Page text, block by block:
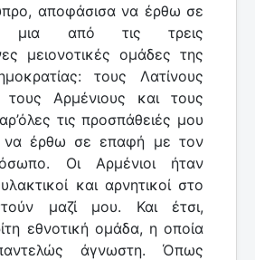
αποφάσισα να έρθω σε
από τις τρεις
μειονοτικές ομάδες της
τους Λατίνους
τους Αρμένιους και τους
τις προσπάθειές μου
να έρθω σε επαφή με τον
Οι Αρμένιοι ήταν
και αρνητικοί στο
μαζί μου. Και έτσι,
εθνοτική ομάδα, η οποία
άγνωστη. Όπως